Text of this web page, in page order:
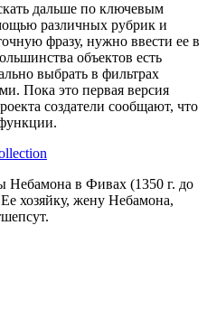
дальше по ключевым
различных рубрик и
фразу, нужно ввести ее в
объектов есть
выбрать в фильтрах
Пока это первая версия
создатели сообщают, что
Небамона в Фивах (1350 г. до
хозяйку, жену Небамона,